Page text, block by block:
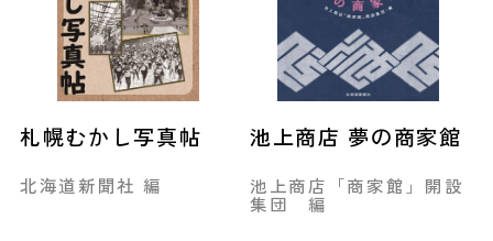
札幌むかし写真帖
北海道新聞社 編
池上商店 夢の商家館
池上商店「商家館」開設
集団 編